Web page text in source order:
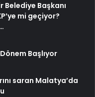
Belediye Başkanı
mi geçiyor?
Başlıyor
saran Malatya’da